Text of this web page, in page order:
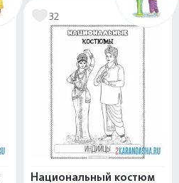
32
Национальный костюм